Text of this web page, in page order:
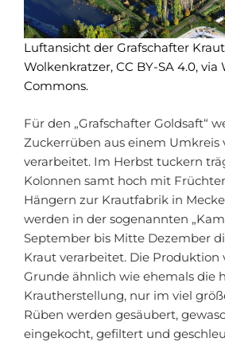
Luftansicht der Grafschafter
Wolkenkratzer, CC BY-SA 4.0,
Commons.
Für den „Grafschafter Goldsaft“
Zuckerrüben aus einem Umkreis
verarbeitet. Im Herbst tuckern
Kolonnen samt hoch mit
Hängern zur Krautfabrik in
werden in der sogenannten
September bis Mitte Dezember
Kraut verarbeitet. Die Produktion
Grunde ähnlich wie ehemals die
Krautherstellung, nur im viel
Rüben werden gesäubert,
eingekocht, gefiltert und